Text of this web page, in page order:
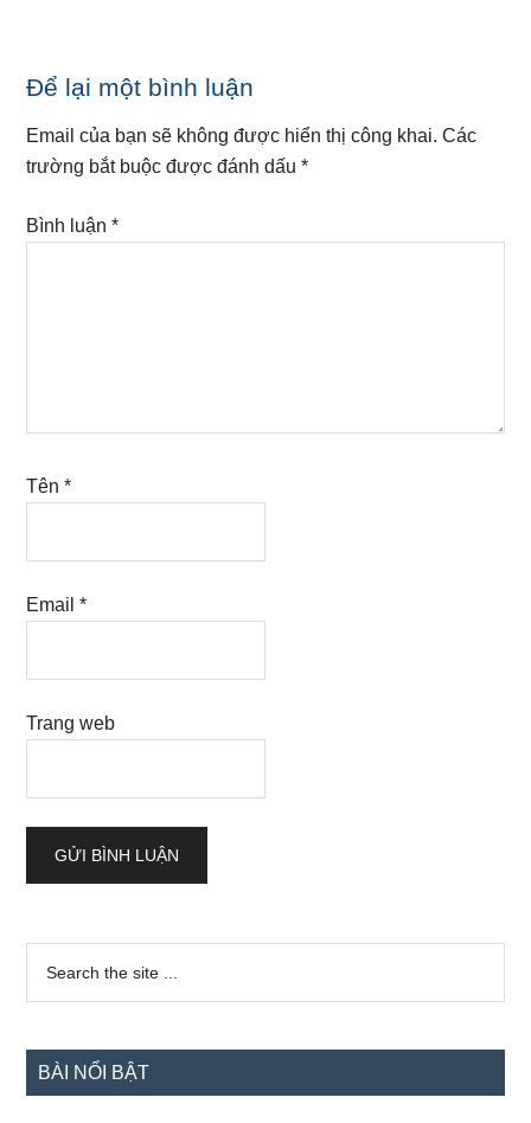
Reader
Interactions
Để lại một bình luận
Email của bạn sẽ không được hiển thị công khai. Các
trường bắt buộc được đánh dấu*
Bình luận*
Tên*
Email*
Trang web
Sidebar
chính
...
BÀI NỔI BẬT